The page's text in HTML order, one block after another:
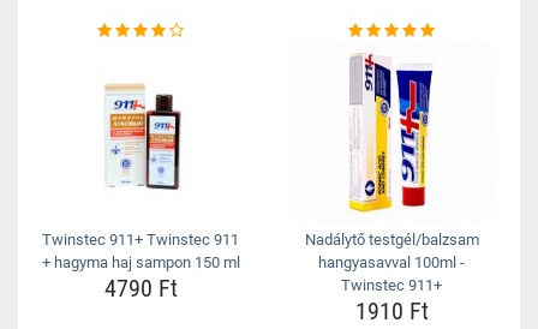
Twinstec 911+ Twinstec 911
+ hagyma haj sampon 150 ml
4790 Ft
Nadálytő testgél/balzsam
hangyasavval 100ml -
Twinstec 911+
1910 Ft